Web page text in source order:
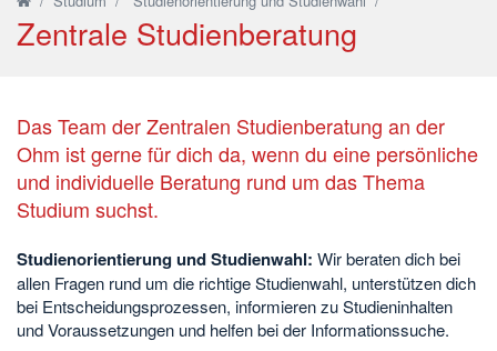
Zentrale Studienberatung
Das Team der Zentralen Studienberatung an der
Ohm ist gerne für dich da, wenn du eine persönliche
und individuelle Beratung rund um das Thema
Studium suchst.
Studienorientierung und Studienwahl: Wir beraten dich bei
allen Fragen rund um die richtige Studienwahl, unterstützen dich
bei Entscheidungsprozessen, informieren zu Studieninhalten
und Voraussetzungen und helfen bei der Informationssuche.